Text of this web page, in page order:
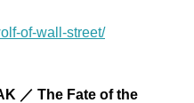
of-wall-street/
／ The Fate of the